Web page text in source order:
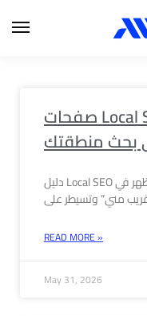
صفحات Local SEO في مصر — كيف
بحث منطقتك
دليل Local SEO للشركات في مصر 2026 — كيف تظهر في
READ MORE »
May 31, 2026